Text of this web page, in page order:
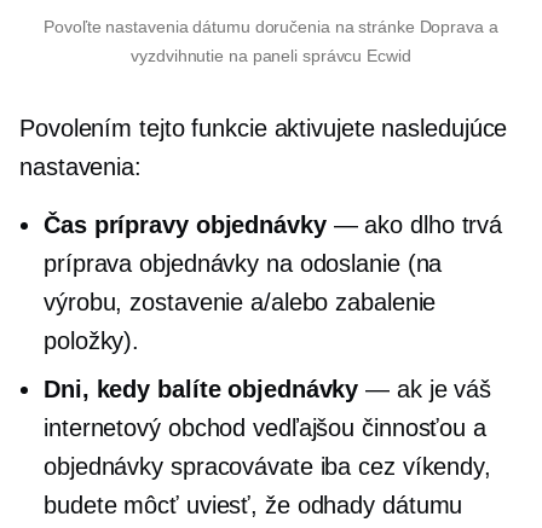
Povoľte nastavenia dátumu doručenia na stránke Doprava a
vyzdvihnutie na paneli správcu Ecwid
Povolením tejto funkcie aktivujete nasledujúce
nastavenia:
Čas prípravy objednávky— ako dlho trvá
príprava objednávky na odoslanie (na
výrobu, zostavenie a/alebo zabalenie
položky).
Dni, kedy balíte objednávky — ak je váš
internetový obchod vedľajšou činnosťou a
objednávky spracovávate iba cez víkendy,
budete môcť uviesť, že odhady dátumu